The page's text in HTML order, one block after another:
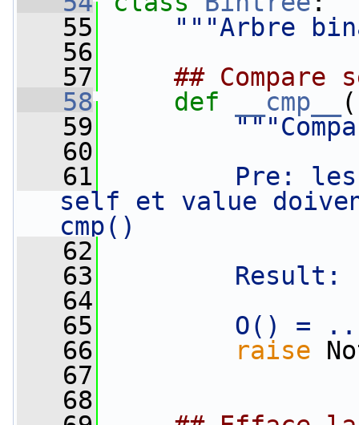
   55
"""Arbre
   56
   57
##
   58
def __cmp__
   59
   60
   61
Pre:
self et value
cmp()
   62
   63
Result:
   64
   65
O() =
   66
raise
   67
   68